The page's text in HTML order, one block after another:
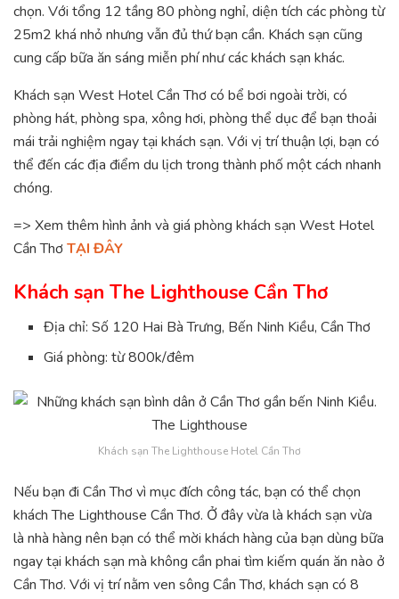
chọn. Với tổng 12 tầng 80 phòng nghỉ, diện tích các phòng từ
25m2 khá nhỏ nhưng vẫn đủ thứ bạn cần. Khách sạn cũng
cung cấp bữa ăn sáng miễn phí như các khách sạn khác.
Khách sạn West Hotel Cần Thơ có bể bơi ngoài trời, có
phòng hát, phòng spa, xông hơi, phòng thể dục để bạn thoải
mái trải nghiệm ngay tại khách sạn. Với vị trí thuận lợi, bạn có
thể đến các địa điểm du lịch trong thành phố một cách nhanh
chóng.
=> Xem thêm hình ảnh và giá phòng khách sạn West Hotel
Cần ThơTẠI ĐÂY
Khách sạn The Lighthouse Cần Thơ
Địa chỉ: Số 120 Hai Bà Trưng, Bến Ninh Kiều, Cần Thơ
Giá phòng: từ 800k/đêm
Khách sạn The Lighthouse Hotel Cần Thơ
Nếu bạn đi Cần Thơ vì mục đích công tác, bạn có thể chọn
khách The Lighthouse Cần Thơ. Ở đây vừa là khách sạn vừa
là nhà hàng nên bạn có thể mời khách hàng của bạn dùng bữa
ngay tại khách sạn mà không cần phai tìm kiếm quán ăn nào ở
Cần Thơ. Với vị trí nằm ven sông Cần Thơ, khách sạn có 8